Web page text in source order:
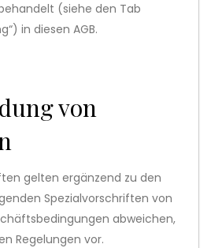
(siehe den Tab
in diesen AGB.
von
gelten ergänzend zu den
Spezialvorschriften von
abweichen,
Regelungen vor.